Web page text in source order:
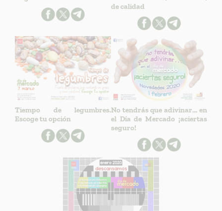
de calidad
Tiempo de legumbres.
Escoge tu opción
No tendrás que adivinar… en
el Día de Mercado ¡aciertas
seguro!